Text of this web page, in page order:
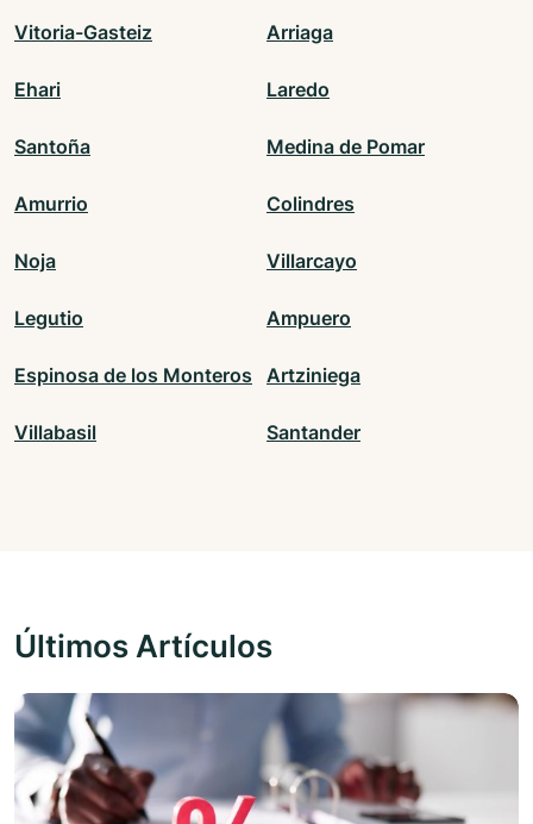
Vitoria-Gasteiz Arriaga
Ehari Laredo
Santoña Medina de Pomar
Amurrio Colindres
Noja Villarcayo
Legutio Ampuero
Espinosa de los Monteros Artziniega
Villabasil Santander
Últimos Artículos